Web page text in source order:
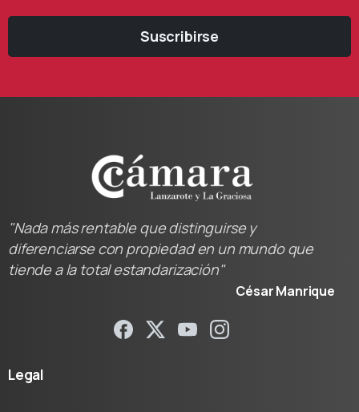
Suscribirse
"Nada más rentable que distinguirse y
diferenciarse con propiedad en un mundo que
tiende a la total estandarización"
César Manrique
Legal